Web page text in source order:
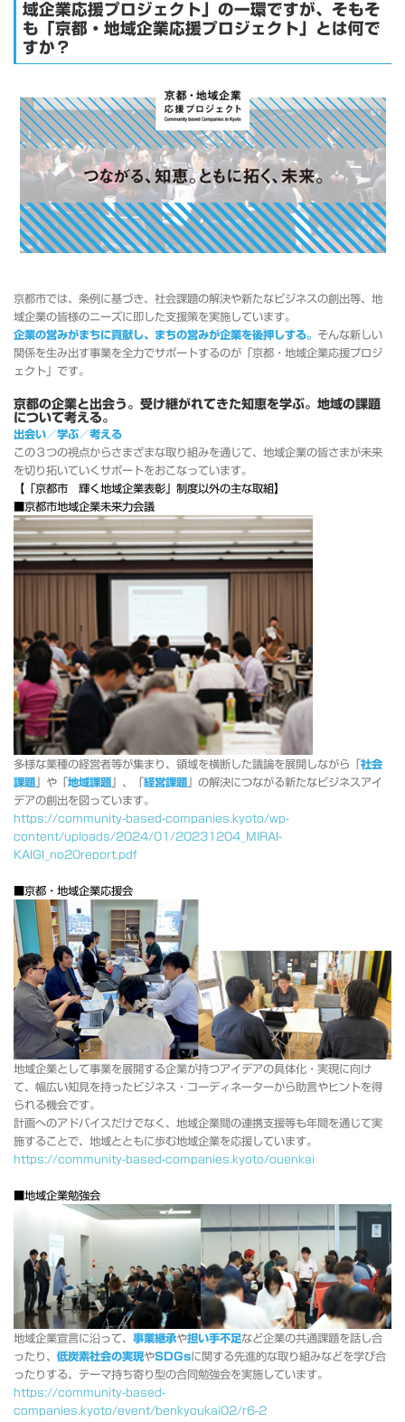
域企業応援プロジェクト」の一環ですが、そもそ
も「京都・地域企業応援プロジェクト」とは何で
すか？
京都市では、条例に基づき、社会課題の解決や新たなビジネスの創出等、地
域企業の皆様のニーズに即した支援策を実施しています。
企業の営みがまちに貢献し、まちの営みが企業を後押しする。 そんな新しい
関係を生み出す事業を全力でサポートするのが「京都・地域企業応援プロジ
ェクト」です。
京都の企業と出会う。受け継がれてきた知恵を学ぶ。地域の課題
について考える。
出会い／学ぶ／考える
この３つの視点からさまざまな取り組みを通じて、地域企業の皆さまが未来
を切り拓いていくサポートをおこなっています。
【「京都市 輝く地域企業表彰」制度以外の主な取組】
■京都市地域企業未来力会議
多様な業種の経営者等が集まり、領域を横断した議論を展開しながら「社会
課題 」や「地域課題 」、「経営課題 」の解決につながる新たなビジネスアイ
デアの創出を図っています。
https://community-based-companies.kyoto/wp-
content/uploads/2024/01/20231204_MIRAI-
KAIGI_no20report.pdf
■京都・地域企業応援会
地域企業として事業を展開する企業が持つアイデアの具体化・実現に向け
て、幅広い知見を持ったビジネス・コーディネーターから助言やヒントを得
られる機会です。
計画へのアドバイスだけでなく、地域企業間の連携支援等も年間を通じて実
施することで、地域とともに歩む地域企業を応援しています。
https://community-based-companies.kyoto/ouenkai
■地域企業勉強会
地域企業宣言に沿って、 事業継承や担い手不足など企業の共通課題を話し合
ったり、 低炭素社会の実現やSDGsに関する先進的な取り組みなどを学び合
ったりする、テーマ持ち寄り型の合同勉強会を実施しています。
https://community-based-
companies.kyoto/event/benkyoukai02/r6-2